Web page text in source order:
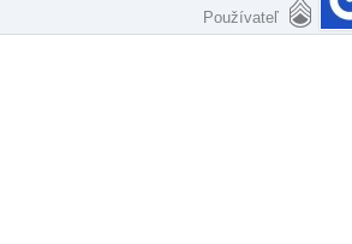
Používateľ